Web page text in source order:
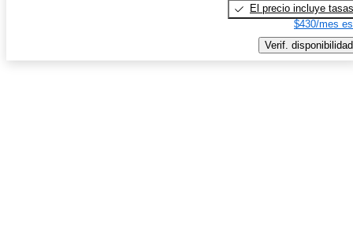
El precio incluye tasas
$430/mes
Verif. disponibilidad